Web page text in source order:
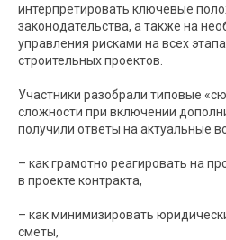
интерпретировать ключевые
законодательства, а также на
управления рисками на всех
строительных проектов.
Участники разобрали типовые
сложности при включении
получили ответы на актуальные
– как грамотно реагировать на
в проекте контракта,
– как минимизировать
сметы,